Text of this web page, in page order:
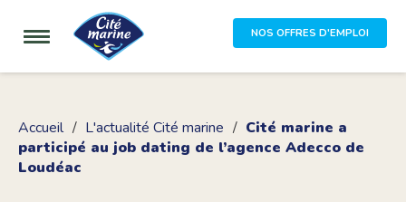
NOS OFFRES D'EMPLOI
Accueil L'actualité Cité marine
Cité marine a
participé au job dating de l’agence Adecco de
Loudéac